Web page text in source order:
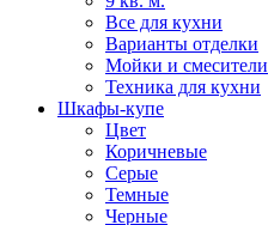
Все для кухни
Варианты отделки
Мойки и смесители
Техника для кухни
Шкафы-купе
Цвет
Коричневые
Серые
Темные
Черные